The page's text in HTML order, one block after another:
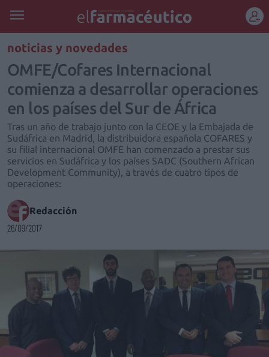
REGÍSTRATE
noticias y novedades
OMFE/Cofares Internacional
comienza a desarrollar operaciones
en los países del Sur de África
Tras un año de trabajo junto con la CEOE y la Embajada de
Sudáfrica en Madrid, la distribuidora española COFARES y
su filial internacional OMFE han comenzado a prestar sus
servicios en Sudáfrica y los países SADC (Southern African
Development Community), a través de cuatro tipos de
operaciones:
Redacción
26/09/2017